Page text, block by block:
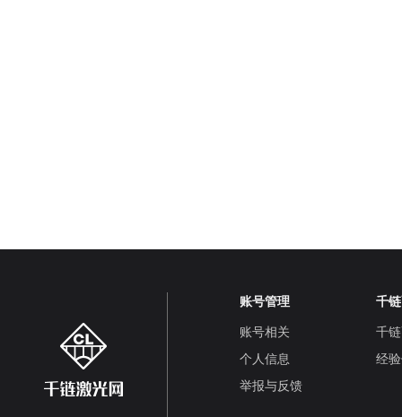
账号管理
账号相关
个人信息
举报与反馈
千
千
经